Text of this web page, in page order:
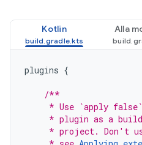
Kotlin Alla
plugins {
/**
* Use `apply
* plugin as a
* project. Don't